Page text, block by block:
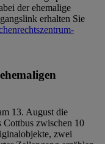
der ehemalige
erhalten Sie
13. August die
Cottbus zwischen 10
zwei